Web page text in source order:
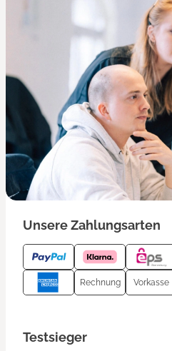
Unsere Zahlungsarten
Rechnung Vorkasse
Testsieger